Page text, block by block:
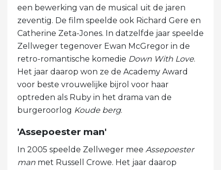
een bewerking van de musical uit de jaren
zeventig. De film speelde ook Richard Gere en
Catherine Zeta-Jones. In datzelfde jaar speelde
Zellweger tegenover Ewan McGregor in de
retro-romantische komedie Down With Love.
Het jaar daarop won ze de Academy Award
voor beste vrouwelijke bijrol voor haar
optreden als Ruby in het drama van de
burgeroorlog Koude berg.
'Assepoester man'
In 2005 speelde Zellweger mee Assepoester
man met Russell Crowe. Het jaar daarop